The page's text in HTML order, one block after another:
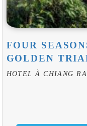
FOUR
GOLDEN
HOTEL À CHIANG